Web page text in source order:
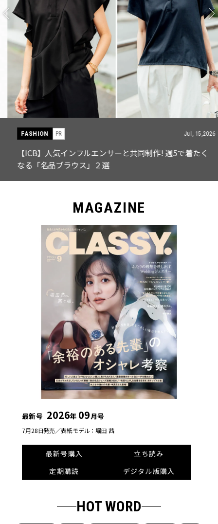
FASHION Jul, 15,2026
【ICB】人気インフルエンサーと共同制作! 週5で着たく
なる「名品ブラウス」２選
MAGAZINE
最新号 2026年 09月号
7月28日発売／表紙モデル：堀田 茜
最新号購入
立ち読み
定期購読
デジタル版購入
HOT WORD